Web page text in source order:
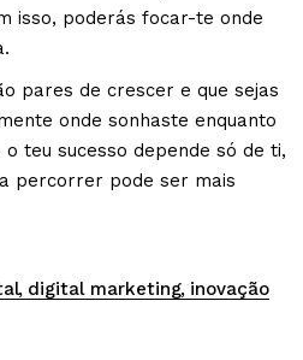
isso, poderás focar-te onde
pares de crescer e que sejas
onde sonhaste enquanto
teu sucesso depende só de ti,
percorrer pode ser mais
digital marketing inovação